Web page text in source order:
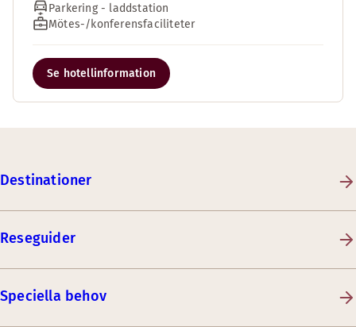
Parkering - laddstation
Mötes-/konferensfaciliteter
Se hotellinformation
Destinationer
Reseguider
Speciella behov